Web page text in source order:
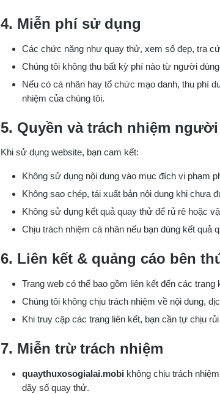
4. Miễn phí sử dụng
Các chức năng như quay thử, xem số đẹp, tra
Chúng tôi không thu bất kỳ phí nào từ người
Nếu có cá nhân hay tổ chức mạo danh, thu phí
nhiệm của chúng tôi.
5. Quyền và trách nhiệm
Khi sử dụng website, bạn cam kết:
Không sử dụng nội dung vào mục đích vi phạm
Không sao chép, tái xuất bản nội dung khi chưa
Không sử dụng kết quả quay thử để rủ rê hoặc
Chịu trách nhiệm cá nhân nếu bạn dùng kết
6. Liên kết & quảng cáo bên
Trang web có thể bao gồm liên kết đến các trang
Chúng tôi không chịu trách nhiệm về nội dung,
Khi truy cập các trang liên kết, bạn cần tự chịu
7. Miễn trừ trách nhiệm
quaythuxosogialai.mobi không chịu trách
dãy số quay thử.